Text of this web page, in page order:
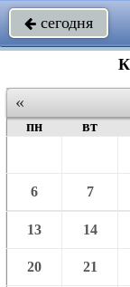
 сегодня
«
пн
вт
6 7
13 14
20 21